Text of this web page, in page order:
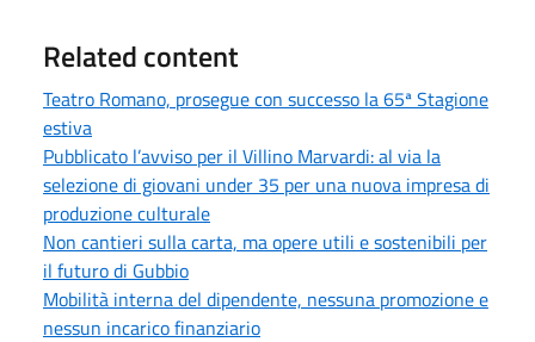
Related content
Teatro Romano, prosegue con successo la 65ª Stagione
estiva
Pubblicato l’avviso per il Villino Marvardi: al via la
selezione di giovani under 35 per una nuova impresa di
produzione culturale
Non cantieri sulla carta, ma opere utili e sostenibili per
il futuro di Gubbio
Mobilità interna del dipendente, nessuna promozione e
nessun incarico finanziario